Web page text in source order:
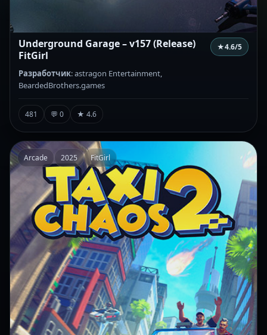
Underground Garage – v157 (Release)
FitGirl
★4.6/5
Разработчик: astragon Entertainment,
BeardedBrothers.games
481 💬 0 ★ 4.6
Arcade 2025 FitGirl